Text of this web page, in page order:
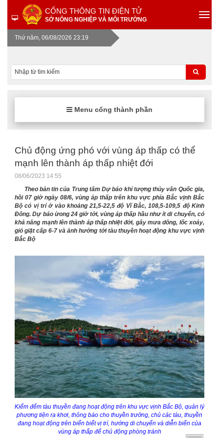
CỔNG THÔNG TIN ĐIỆN TỬ
SỞ NÔNG NGHIỆP VÀ MÔI TRƯỜNG
Thứ năm, 06/08/2026 23:19
Menu cổng thành phần
Chủ động ứng phó với vùng áp thấp có thể
mạnh lên thành áp thấp nhiệt đới
08/06/2023 14:55
Theo bản tin của Trung tâm Dự báo khí tượng thủy văn Quốc gia,
hồi 07 giờ ngày 08/6, vùng áp thấp trên khu vực phía Bắc vịnh Bắc
Bộ có vị trí ở vào khoảng 21,5-22,5 độ Vĩ Bắc, 108,5-109,5 độ Kinh
Đông. Dự báo ừong 24 giờ tới, vùng áp thấp hầu như ít di chuyển, có
khả năng mạnh lên thành áp thấp nhiệt đới, gây mưa dông, lốc xoáy,
gió giật cấp 6-7 và ảnh hưởng tới tàu thuyền hoạt động khu vực vịnh
Bắc Bộ
Kiểm đếm tàu thuyền đang hoạt động trên khu vực vịnh Bắc Bộ, quản lý
phương tiện ra khơi, thông báo cho thuyền trưởng, chủ các tàu, thuyền
đang hoạt động trên biển biết vị trí, hướng di chuyển và diễn biến của
vùng áp thấp để chủ động phòng tránh